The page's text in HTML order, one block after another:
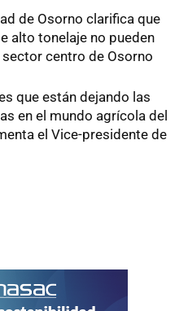
de Osorno clarifica que
alto tonelaje no pueden
centro de Osorno
que están dejando las
en el mundo agrícola del
el Vice-presidente de